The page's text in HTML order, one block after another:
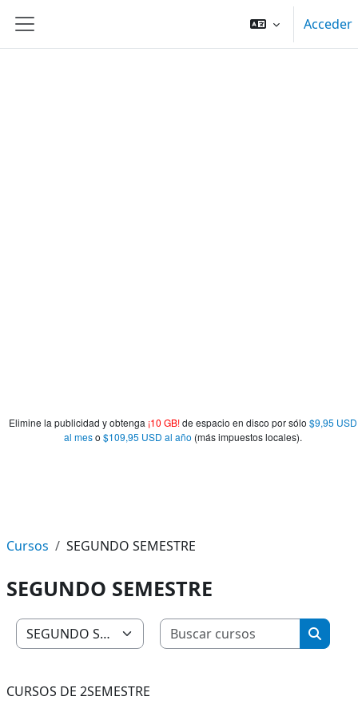
Elimine la publicidad y obtenga ¡10 GB!de espacio en disco por sólo $9,95 USD
al meso $109,95 USD al año (más impuestos locales).
Panel lateral
Acceder
Cursos SEGUNDO SEMESTRE
SEGUNDO SEMESTRE
Categorías
Buscar
CURSOS DE 2SEMESTRE